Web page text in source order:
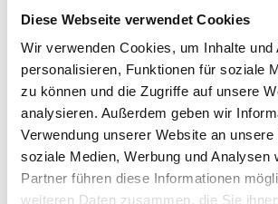
Diese Webseite verwendet Cookies
Wir verwenden Cookies, um Inhalte und
personalisieren, Funktionen für soziale
zu können und die Zugriffe auf unsere
analysieren. Außerdem geben wir
Verwendung unserer Website an
soziale Medien, Werbung und Analysen
Partner führen diese Informationen
weiteren Daten zusammen, die Sie
Publikationen zum